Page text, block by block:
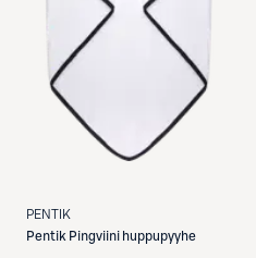
PENTIK
Pentik Pingviini huppupyyhe